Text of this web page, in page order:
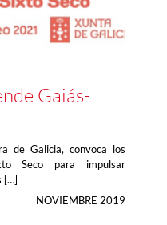
Gaiás-
de Galicia, convoca los
Seco para impulsar
[…]
NOVIEMBRE 2019